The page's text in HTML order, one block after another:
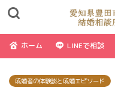
ホーム LINEで相談
成婚者の体験談と成婚エピソード